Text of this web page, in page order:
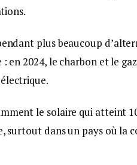
plus beaucoup
en 2024, le charbon et le
le solaire qui atteint
surtout dans un pays où la